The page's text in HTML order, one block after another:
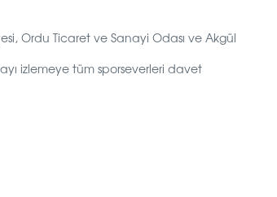
Ordu Ticaret ve Sanayi Odası ve Akgül
izlemeye tüm sporseverleri davet